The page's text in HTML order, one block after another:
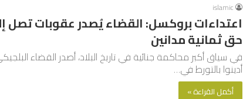
islamic
اعتداءات بروكسل: القضاء يُصدر عقوبات تصل
حق ثمانية مدانين
في سياق أكبر محاكمة جنائية في تاريخ البلاد، أصدر القضاء
أدينوا بالتورط في…
أكمل القراءة »